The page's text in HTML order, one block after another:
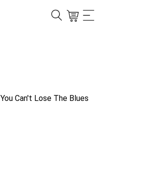
Can't Lose The Blues